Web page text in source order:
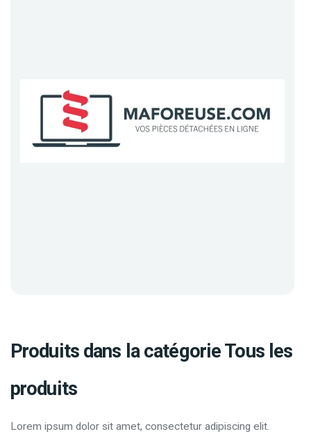
Produits dans la catégorie Tous les
produits
Lorem ipsum dolor sit amet, consectetur adipiscing elit.